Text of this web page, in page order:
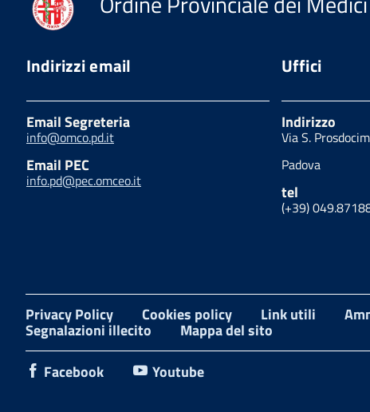
Indirizzi email
Email Segreteria
info@omco.pd.it
Email PEC
info.pd@pec.omceo.it
Uffici
Indirizzo
Via S.
Padova
tel
(+39)
Privacy Policy Cookies policy Link utili
Segnalazioni illecito
Mappa del sito
Facebook
Youtube